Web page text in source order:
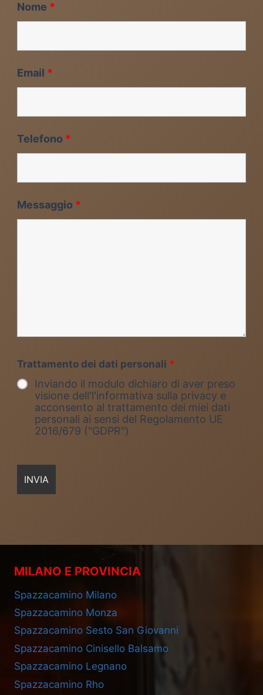
Nome *
Email *
Telefono *
Messaggio *
Trattamento dei dati personali *
Inviando il modulo dichiaro di aver preso
visione dell'l'informativa sulla privacy e
acconsento al trattamento dei miei dati
personali ai sensi del Regolamento UE
2016/679 ("GDPR")
MILANO E PROVINCIA
Spazzacamino Milano
Spazzacamino Monza
Spazzacamino Sesto San Giovanni
Spazzacamino Cinisello Balsamo
Spazzacamino Legnano
Spazzacamino Rho